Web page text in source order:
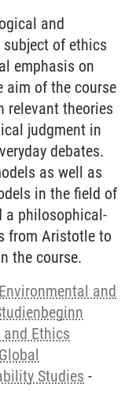
and
of ethics
emphasis on
aim of the course
relevant theories
judgment in
debates.
as well as
in the field of
a philosophical-
from Aristotle to
the course.
and
Ethics
Studies -